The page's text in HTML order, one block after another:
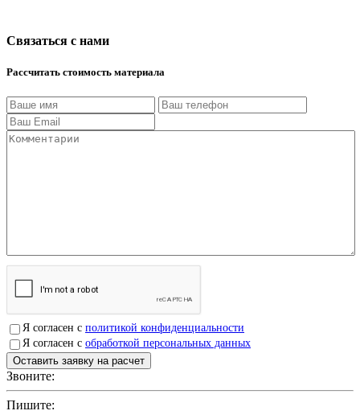
Связаться с нами
Рассчитать стоимость материала
Я согласен с политикой конфиденциальности
Я согласен с обработкой персональных данных
Звоните:
Пишите: